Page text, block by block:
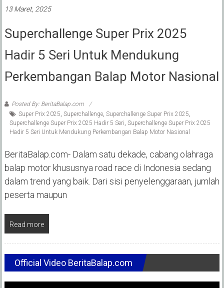
13 Maret, 2025
Superchallenge Super Prix 2025
Hadir 5 Seri Untuk Mendukung
Perkembangan Balap Motor Nasional
Posted By: BeritaBalap.com
Super Prix 2025, Superchallenge, Superchallenge Super Prix 2025,
Superchallenge Super Prix 2025 Hadir 5 Seri, Superchallenge Super Prix 2025
Hadir 5 Seri Untuk Mendukung Perkembangan Balap Motor Nasional
BeritaBalap.com- Dalam satu dekade, cabang olahraga
balap motor khususnya road race di Indonesia sedang
dalam trend yang baik. Dari sisi penyelenggaraan, jumlah
peserta maupun
Read more
Official Video BeritaBalap.com